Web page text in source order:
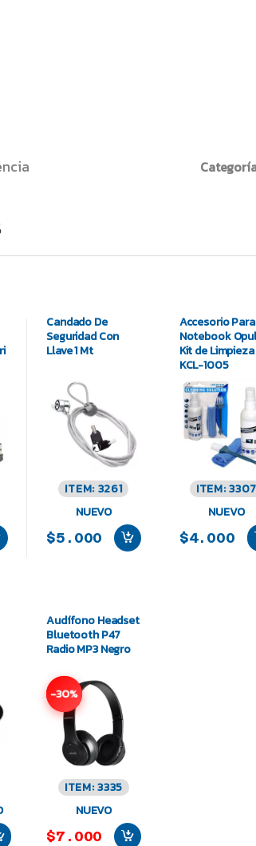
Candado De
Seguridad Con
Llave 1 Mt
ITEM: 3261
NUEVO
$5.000
Accesorio Para
Notebook
Kit de Limpieza
KCL-1005
ITEM: 3307
NUEVO
$4.000
Audífono Headset
Bluetooth P47
Radio MP3 Negro
-30%
ITEM: 3335
NUEVO
$7.000